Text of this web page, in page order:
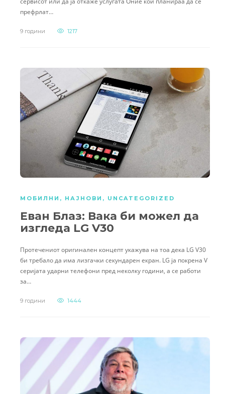
префрлат…
9 години 1217
МОБИЛНИ , НАЈНОВИ , UNCATEGORIZED
Еван Блаз: Вака би можел да
изгледа LG V30
Протечениот оригинален концепт укажува на тоа дека LG V30
би требало да има лизгачки секундарен екран. LG ја покрена V
серијата ударни телефони пред неколку години, а се работи
за…
9 години 1444